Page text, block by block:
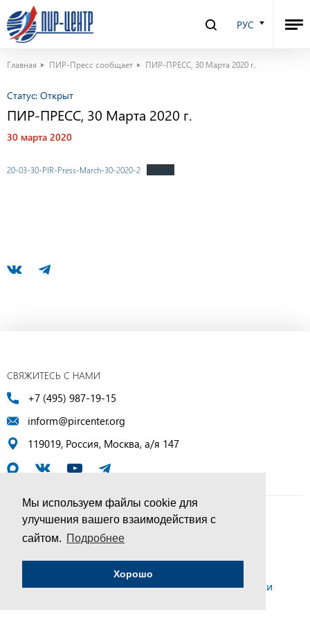
Мы используем файлы cookie для
улучшения вашего взаимодействия с
сайтом. Подробнее
Хорошо
РУС
Главная ПИР-Пресс сообщает ПИР-ПРЕСС, 30 Марта 2020 г.
Статус: Открыт
ПИР-ПРЕСС, 30 Марта 2020 г.
30 марта 2020
20-03-30-PIR-Press-March-30-2020-2 Скачать
СВЯЖИТЕСЬ С НАМИ
+7 (495) 987-19-15
inform@pircenter.org
119019, Россия, Москва, а/я 147
© ПИР-Центр, 1994–2025 | Все права защищены
Соглашение об обработке персональных данных
Политика конфиденциальности и условия обработки